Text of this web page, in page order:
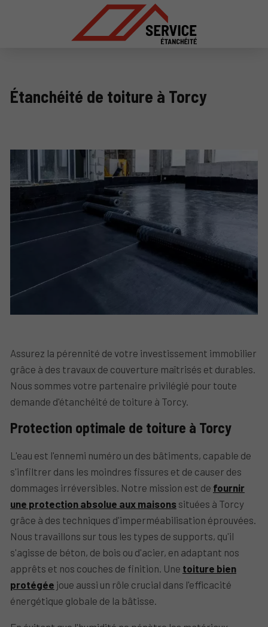
Étanchéité de toiture à Torcy
Assurez la pérennité de votre investissement immobilier
grâce à des travaux de couverture maîtrisés et durables.
Nous sommes votre partenaire privilégié pour toute
demande d'étanchéité de toiture à Torcy.
Protection optimale de toiture à Torcy
L'eau est l'ennemi numéro un des bâtiments, capable de
s'infiltrer dans les moindres fissures et de causer des
dommages irréversibles. Notre mission est de fournir
une protection absolue aux maisons situées à Torcy
grâce à des techniques d'imperméabilisation éprouvées.
Nous travaillons sur tous les types de supports, qu'il
s'agisse de béton, de bois ou d'acier, en adaptant nos
apprêts et nos couches de finition. Une toiture bien
protégée joue aussi un rôle crucial dans l'efficacité
énergétique globale de la bâtisse.